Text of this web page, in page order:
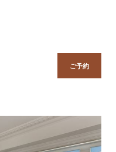
ご予約